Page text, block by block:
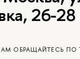
26-28
ОБРАЩАЙТЕСЬ ПО